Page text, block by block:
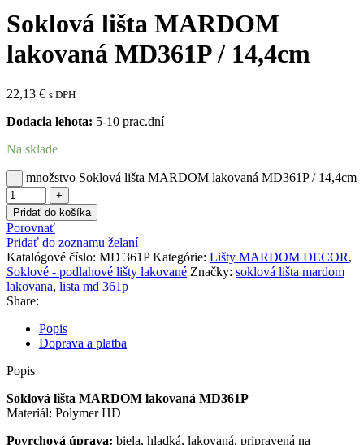
Soklová lišta MARDOM
lakovaná MD361P / 14,4cm
22,13 € s DPH
Dodacia lehota: 5-10 prac.dní
Na sklade
množstvo Soklová lišta MARDOM lakovaná MD361P / 14,4cm
Pridať do košíka
Porovnať
Pridať do zoznamu želaní
Katalógové číslo: MD 361PKategórie: Lišty MARDOM DECOR,
Soklové - podlahové lišty lakované Značky: soklová lišta mardom
lakovana, lista md 361p
Share:
Popis
Doprava a platba
Popis
Soklová lišta MARDOM lakovaná MD361P
Materiál: Polymer HD
Povrchová úprava: biela, hladká, lakovaná, pripravená na